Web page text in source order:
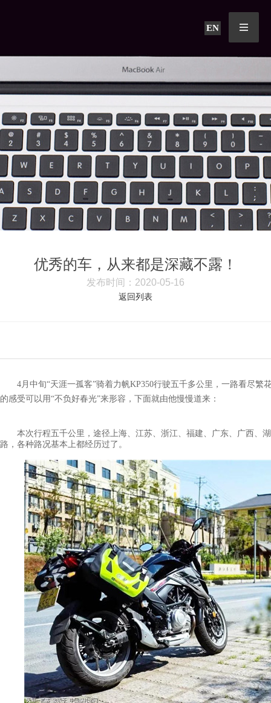
EN
优秀的车，从来都是深藏不露！
发布时间： 2020-05-16
返回列表
4月中旬“天涯一孤客”骑着力帆KP350行驶五千多公里，一路看尽繁
的感受可以用“不负好春光”来形容，下面就由他慢慢道来：
本次行程五千公里，途径上海、江苏、浙江、福建、广东、广西、
路，各种路况基本上都经历过了。